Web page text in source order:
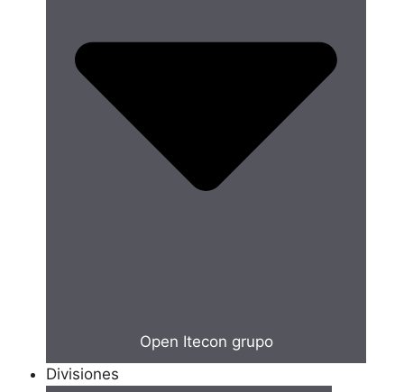
Open Itecon grupo
Divisiones